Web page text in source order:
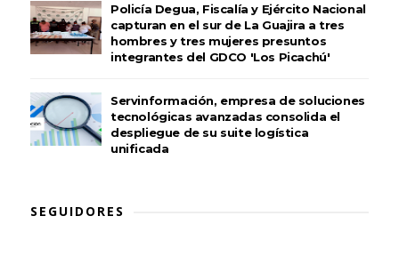
Policía Degua, Fiscalía y Ejército Nacional
capturan en el sur de La Guajira a tres
hombres y tres mujeres presuntos
integrantes del GDCO 'Los Picachú'
Servinformación, empresa de soluciones
tecnológicas avanzadas consolida el
despliegue de su suite logística
unificada
SEGUIDORES